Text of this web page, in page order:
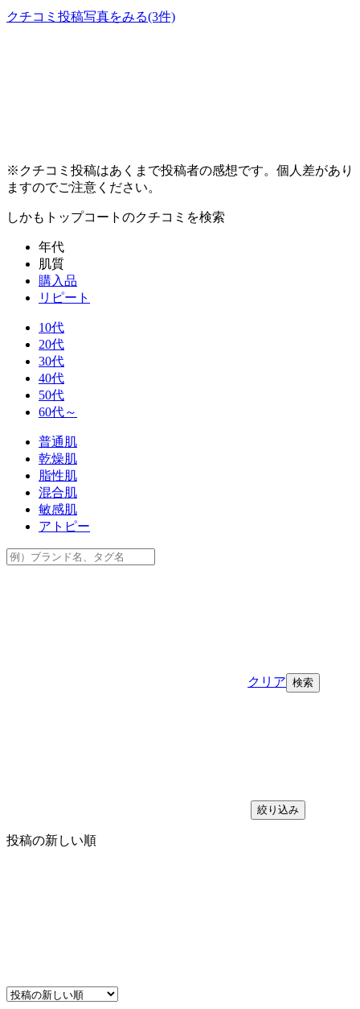
クチコミ投稿写真をみる(3件)
※クチコミ投稿はあくまで投稿者の感想です。個人差があり
ますのでご注意ください。
しかもトップコート のクチコミを検索
年代
肌質
購入品
リピート
10代
20代
30代
40代
50代
60代～
普通肌
乾燥肌
脂性肌
混合肌
敏感肌
アトピー
クリア
絞り込み
投稿の新しい順